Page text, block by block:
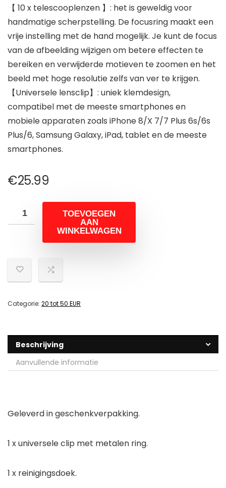
【 10 x telescooplenzen 】: het is geweldig voor
handmatige scherpstelling. De focusring maakt een
vrije instelling met de hand mogelijk. Je kunt de focus
van de afbeelding wijzigen om betere effecten te
bereiken en verwijderde motieven te zoomen en het
beeld met hoge resolutie zelfs van ver te krijgen.
【Universele lensclip】: uniek klemdesign,
compatibel met de meeste smartphones en
mobiele apparaten zoals iPhone 8/X 7/7 Plus 6s/6s
Plus/6, Samsung Galaxy, iPad, tablet en de meeste
smartphones.
€25.99
TOEVOEGEN
AAN
WINKELWAGEN
Categorie: 20 tot 50 EUR
Beschrijving
Aanvullende informatie
Geleverd in geschenkverpakking.
1 x universele clip met metalen ring.
1 x reinigingsdoek.